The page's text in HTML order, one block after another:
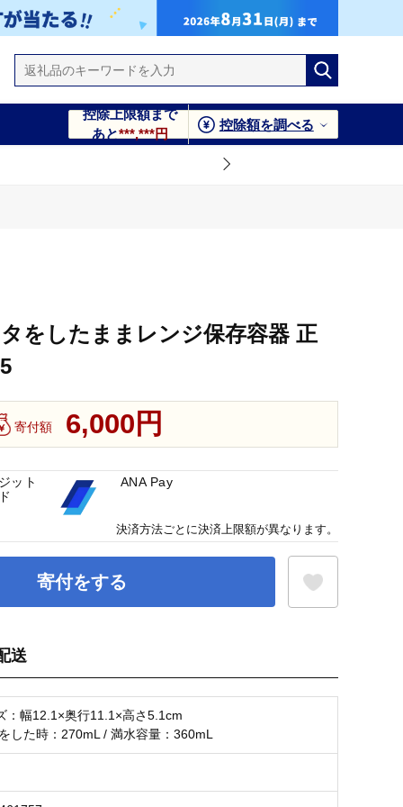
控除上限額まで
あと***,***円
控除額を調べる
をしたままレンジ保存容器 正
寄付額 6,000円
寄付をする
送
：幅12.1×奥行11.1×高さ5.1cm
した時：270mL / 満水容量：360mL
ット
ANA Pay
決済方法ごとに決済上限額が異なります。